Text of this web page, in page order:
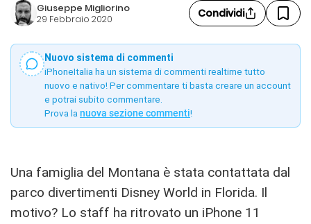
Giuseppe Migliorino
29 Febbraio 2020 Condividi
Nuovo sistema di commenti
iPhoneItalia ha un sistema di commenti realtime tutto
nuovo e nativo! Per commentare ti basta creare un account
e potrai subito commentare.
Prova la nuova sezione commenti!
Una famiglia del Montana è stata contattata dal
parco divertimenti Disney World in Florida. Il
motivo? Lo staff ha ritrovato un iPhone 11